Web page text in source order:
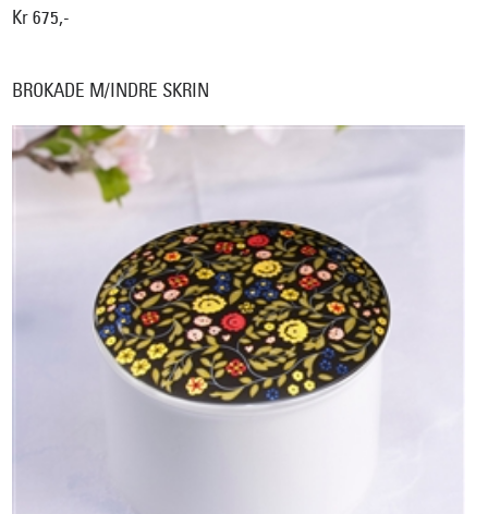
Kr 675,-
BROKADE M/INDRE SKRIN